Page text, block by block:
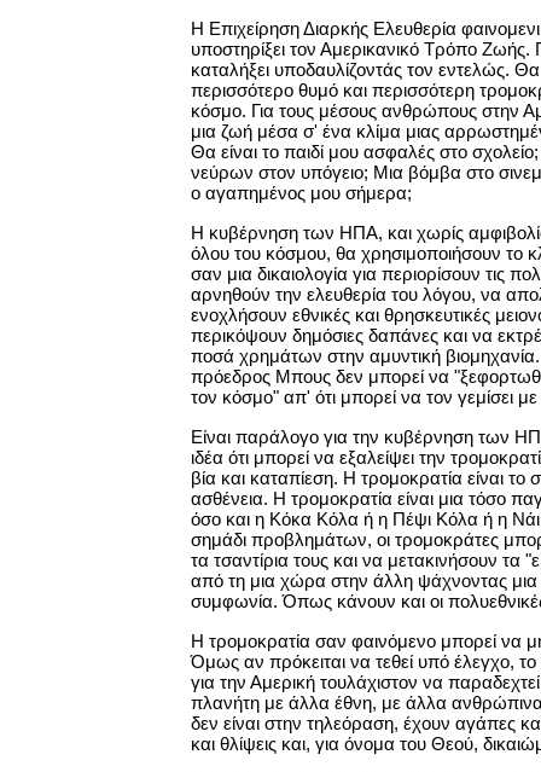
Η Επιχείρηση Διαρκής Ελευθερία
υποστηρίξει τον Αμερικανικό Τρόπο
καταλήξει υποδαυλίζοντάς τον εντελώς. Θα
περισσότερο θυμό και περισσότερη
κόσμο. Για τους μέσους ανθρώπους στην
μια ζωή μέσα σ' ένα κλίμα μιας
Θα είναι το παιδί μου ασφαλές στο
νεύρων στον υπόγειο; Μια βόμβα στο
ο αγαπημένος μου σήμερα;
Η κυβέρνηση των ΗΠΑ, και χωρίς
όλου του κόσμου, θα χρησιμοποιήσουν το
σαν μια δικαιολογία για περιορίσουν τις
αρνηθούν την ελευθερία του λόγου, να
ενοχλήσουν εθνικές και θρησκευτικές
περικόψουν δημόσιες δαπάνες και να
ποσά χρημάτων στην αμυντική
πρόεδρος Μπους δεν μπορεί να
τον κόσμο" απ' ότι μπορεί να τον γεμίσει με
Είναι παράλογο για την κυβέρνηση των
ιδέα ότι μπορεί να εξαλείψει την
βία και καταπίεση. Η τρομοκρατία είναι
ασθένεια. Η τρομοκρατία είναι μια τόσο
όσο και η Κόκα Κόλα ή η Πέψι Κόλα ή η
σημάδι προβλημάτων, οι τρομοκράτες
τα τσαντίρια τους και να μετακινήσουν τα
από τη μια χώρα στην άλλη ψάχνοντας μια
συμφωνία. Όπως κάνουν και οι
Η τρομοκρατία σαν φαινόμενο μπορεί να
Όμως αν πρόκειται να τεθεί υπό έλεγχο,
για την Αμερική τουλάχιστον να παραδεχτεί
πλανήτη με άλλα έθνη, με άλλα
δεν είναι στην τηλεόραση, έχουν αγάπες
και θλίψεις και, για όνομα του Θεού,